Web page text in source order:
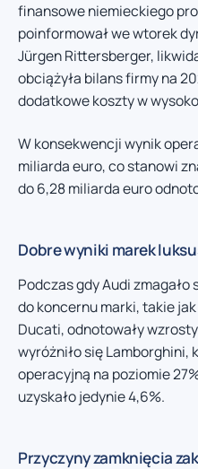
finansowe niemieckiego
poinformował we wtorek
Jürgen Rittersberger,
obciążyła bilans firmy na
dodatkowe koszty w
W konsekwencji wynik
miliarda euro, co stanowi
do 6,28 miliarda euro
Dobre wyniki marek
Podczas gdy Audi
do koncernu marki, takie
Ducati, odnotowały
wyróżniło się Lamborghini,
operacyjną na poziomie
uzyskało jedynie 4,6%.
Przyczyny zamknięcia